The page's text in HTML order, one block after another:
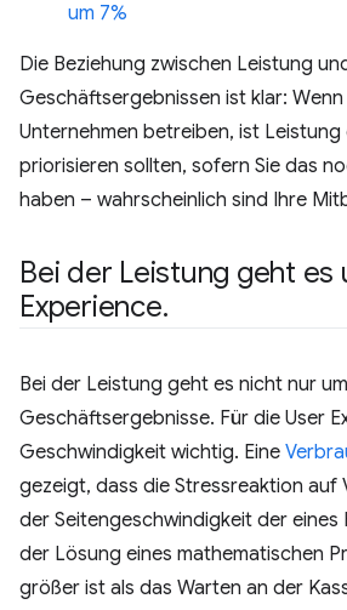
um 7%
Die Beziehung zwischen Leistung
Geschäftsergebnissen ist klar: Wenn
Unternehmen betreiben, ist Leistung
priorisieren sollten, sofern Sie das
haben – wahrscheinlich sind Ihre
Bei der Leistung geht es
Experience.
Bei der Leistung geht es nicht nur
Geschäftsergebnisse. Für die User
Geschwindigkeit wichtig. Eine
gezeigt, dass die Stressreaktion auf
der Seitengeschwindigkeit der
der Lösung eines mathematischen
größer ist als das Warten an der